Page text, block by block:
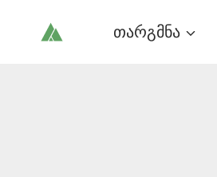
თარგმნა